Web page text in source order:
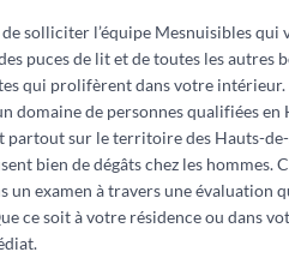
solliciter l’équipe Mesnuisibles
puces de lit et de toutes les autres
qui prolifèrent dans votre
domaine de personnes qualifiées en
sur le territoire des Hauts-
bien de dégâts chez les hommes.
examen à travers une
ce soit à votre résidence ou dans